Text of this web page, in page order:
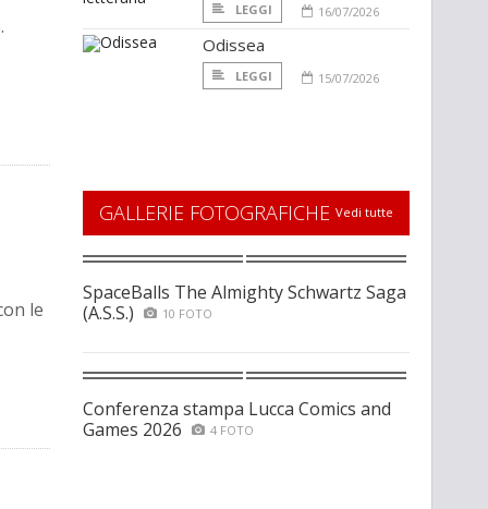
le
LEGGI 16/07/2026
Odissea
LEGGI 15/07/2026
GALLERIE FOTOGRAFICHE Vedi tutte
SpaceBalls The Almighty Schwartz Saga
(A.S.S.)
10 FOTO
Conferenza stampa Lucca Comics and
Games 2026
4 FOTO